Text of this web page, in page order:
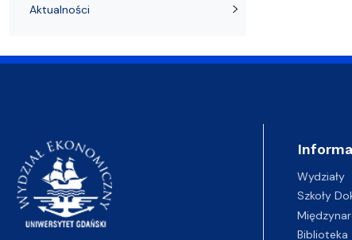
Aktualności
Wydziały
Szkoły
Biblioteka